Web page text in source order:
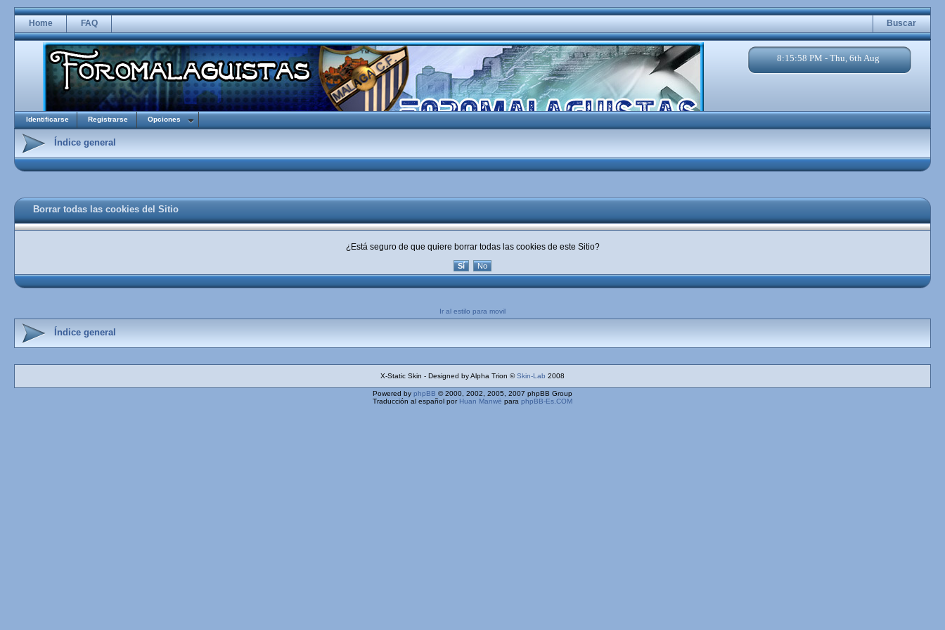
Home FAQ Buscar
8:15:58 PM - Thu, 6th Aug
Identificarse Registrarse Opciones
Índice general
Borrar todas las cookies del Sitio
¿Está seguro de que quiere borrar todas las cookies de este Sitio?
Ir al estilo para movil
Índice general
X-Static Skin - Designed by Alpha Trion ©Skin-Lab 2008
Powered by phpBB © 2000, 2002, 2005, 2007 phpBB Group
Traducción al español por Huan Manwë para phpBB-Es.COM